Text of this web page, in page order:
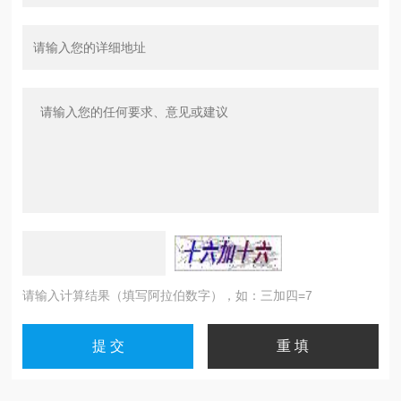
请输入计算结果（填写阿拉伯数字），如：三加四=7